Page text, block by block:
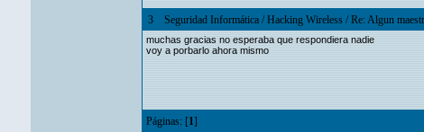
3 Seguridad Informática /Hacking Wireless /Re: Algun
muchas gracias no esperaba que respondiera nadie
voy a porbarlo ahora mismo
Páginas: [1]